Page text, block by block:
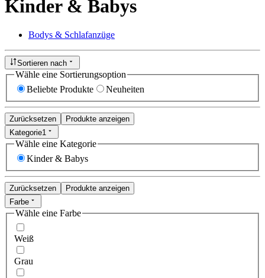
Kinder & Babys
Bodys & Schlafanzüge
Sortieren nach
Wähle eine Sortierungsoption
Beliebte Produkte
Neuheiten
Zurücksetzen
Produkte anzeigen
Kategorie1
Wähle eine Kategorie
Kinder & Babys
Zurücksetzen
Produkte anzeigen
Farbe
Wähle eine Farbe
Weiß
Grau